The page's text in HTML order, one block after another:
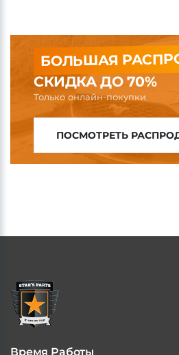
БОЛЬШАЯ
СКИДКА ДО 70%
Только онлайн-покупки
ПОСМОТРЕТЬ
Время Работы